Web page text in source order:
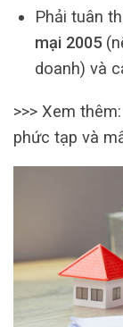
Phải tuân
mại 2005
doanh) và
>>> Xem
phức tạp và